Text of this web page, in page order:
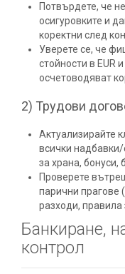
Потвърдете, че
осигуровките и
коректни след
Уверете се, че
стойности в EUR
осчетоводяват
2) Трудови
Актуализирайте
всички
за храна,
Проверете
парични прагове
разходи, правила
Банкиране,
контрол